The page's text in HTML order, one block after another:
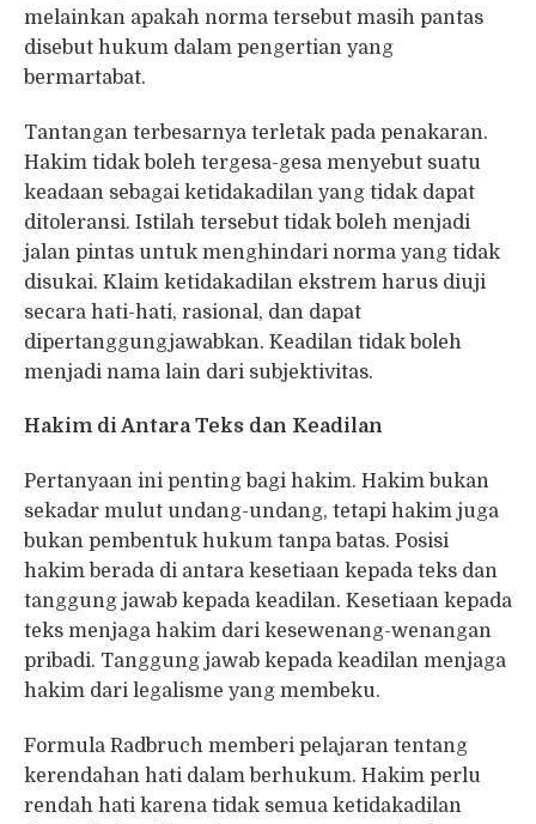
melainkan apakah norma tersebut masih pantas
disebut hukum dalam pengertian yang
bermartabat.
Tantangan terbesarnya terletak pada penakaran.
Hakim tidak boleh tergesa-gesa menyebut suatu
keadaan sebagai ketidakadilan yang tidak dapat
ditoleransi. Istilah tersebut tidak boleh menjadi
jalan pintas untuk menghindari norma yang tidak
disukai. Klaim ketidakadilan ekstrem harus diuji
secara hati-hati, rasional, dan dapat
dipertanggungjawabkan. Keadilan tidak boleh
menjadi nama lain dari subjektivitas.
Hakim di Antara Teks dan Keadilan
Pertanyaan ini penting bagi hakim. Hakim bukan
sekadar mulut undang-undang, tetapi hakim juga
bukan pembentuk hukum tanpa batas. Posisi
hakim berada di antara kesetiaan kepada teks dan
tanggung jawab kepada keadilan. Kesetiaan kepada
teks menjaga hakim dari kesewenang-wenangan
pribadi. Tanggung jawab kepada keadilan menjaga
hakim dari legalisme yang membeku.
Formula Radbruch memberi pelajaran tentang
kerendahan hati dalam berhukum. Hakim perlu
rendah hati karena tidak semua ketidakadilan